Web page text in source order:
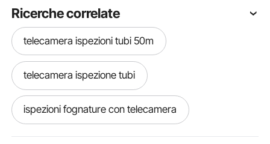
Ricerche correlate
telecamera ispezioni tubi 50m
telecamera ispezione tubi
ispezioni fognature con telecamera